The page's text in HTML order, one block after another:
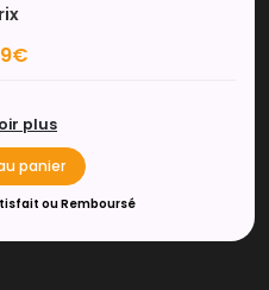
plus
panier
ou Remboursé